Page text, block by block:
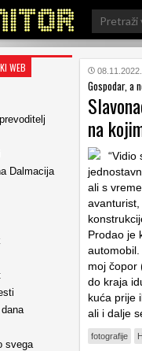
Search
for:
WEB
Dalmacija
svega
Gospodar, a
na
“Vidio
ali s
Prodao je
moj čopor
do kraja
kuća prije
ali i dalje
fotografije